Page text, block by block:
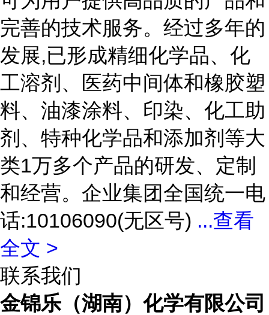
完善的技术服务。经过多年的
发展,已形成精细化学品、化
工溶剂、医药中间体和橡胶塑
料、油漆涂料、印染、化工助
剂、特种化学品和添加剂等大
类1万多个产品的研发、定制
和经营。企业集团全国统一电
话:10106090(无区号) ...查看
全文 >
联系我们
金锦乐（湖南）化学有限公司